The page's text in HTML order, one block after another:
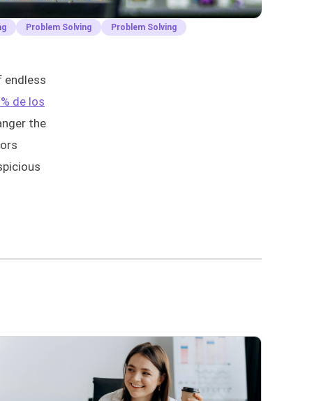
Problem Solving Problem Solving
endless
de los
the